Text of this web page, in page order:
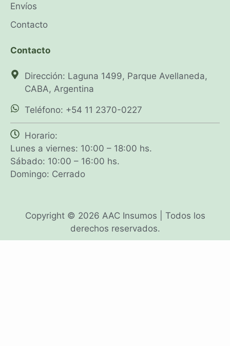
Envíos
Contacto
Contacto
Dirección: Laguna 1499, Parque Avellaneda,
CABA, Argentina
Teléfono: +54 11 2370-0227
Horario:
Lunes a viernes: 10:00 – 18:00 hs.
Sábado: 10:00 – 16:00 hs.
Domingo: Cerrado
Copyright © 2026 AAC Insumos | Todos los
derechos reservados.